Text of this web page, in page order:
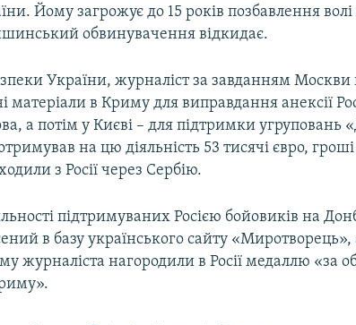
Йому загрожує до 15 років позбавлення волі
обвинувачення відкидає.
України, журналіст за завданням Москви
матеріали в Криму для виправдання анексії
а потім у Києві – для підтримки угруповань
на цю діяльність 53 тисячі євро, гроші
з Росії через Сербію.
підтримуваних Росією бойовиків на
в базу українського сайту «Миротворець»,
журналіста нагородили в Росії медаллю «за